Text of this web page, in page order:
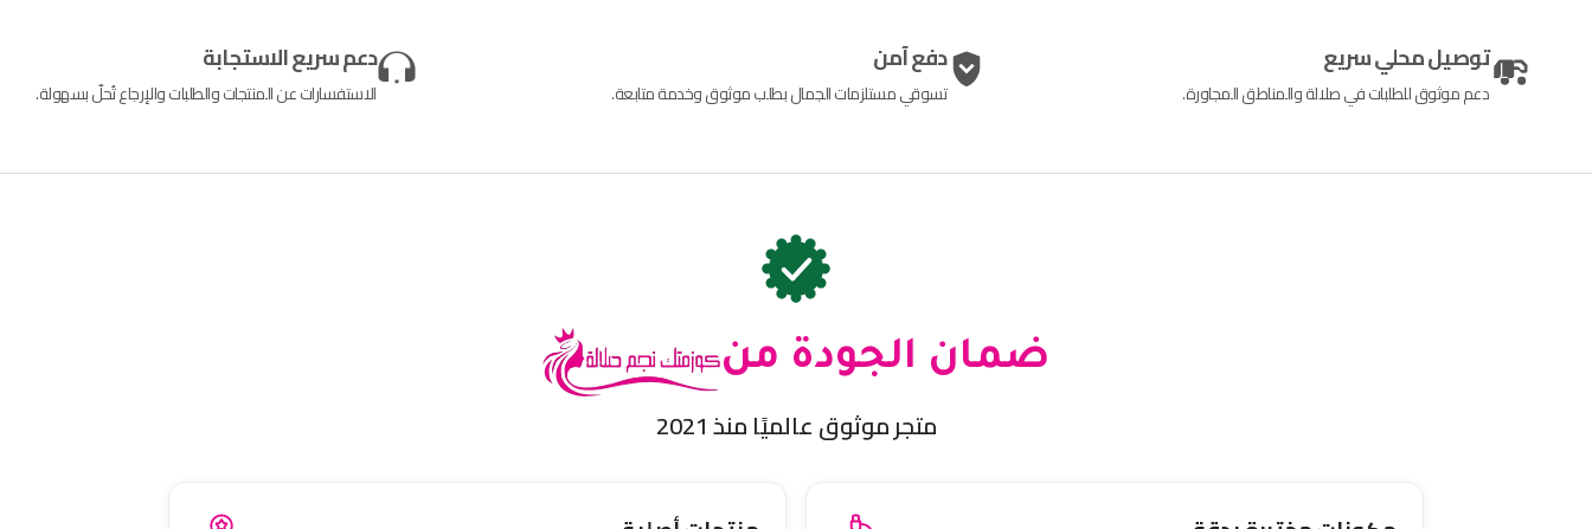
توصيل محلي سريع
دعم موثوق للطلبات في صلالة والمناطق المجاورة.
دفع آمن
تسوقي مستلزمات الجمال بطلب موثوق وخدمة متابعة.
دعم سريع الاستجابة
الاستفسارات عن المنتجات والطلبات والإرجاع تُحلّ بسهولة.
ضمان الجودة من
متجر موثوق عالميًا منذ 2021